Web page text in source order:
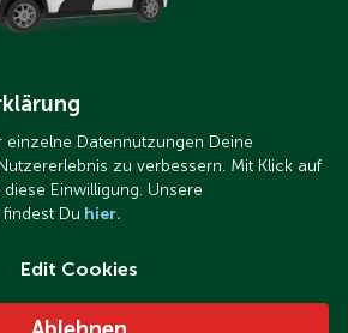
einzelne Datennutzungen Deine
zu verbessern. Mit Klick auf
Einwilligung. Unsere
Du hier.
Edit Cookies